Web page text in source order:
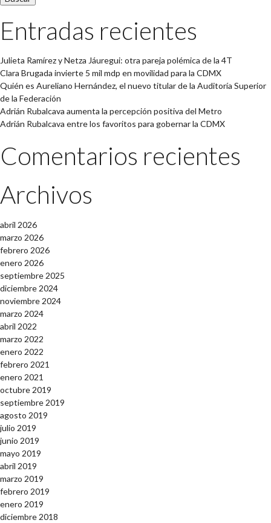
Entradas recientes
Julieta Ramírez y Netza Jáuregui: otra pareja polémica de la 4T
Clara Brugada invierte 5 mil mdp en movilidad para la CDMX
Quién es Aureliano Hernández, el nuevo titular de la Auditoría Superior
de la Federación
Adrián Rubalcava aumenta la percepción positiva del Metro
Adrián Rubalcava entre los favoritos para gobernar la CDMX
Comentarios recientes
Archivos
abril 2026
marzo 2026
febrero 2026
enero 2026
septiembre 2025
diciembre 2024
noviembre 2024
marzo 2024
abril 2022
marzo 2022
enero 2022
febrero 2021
enero 2021
octubre 2019
septiembre 2019
agosto 2019
julio 2019
junio 2019
mayo 2019
abril 2019
marzo 2019
febrero 2019
enero 2019
diciembre 2018